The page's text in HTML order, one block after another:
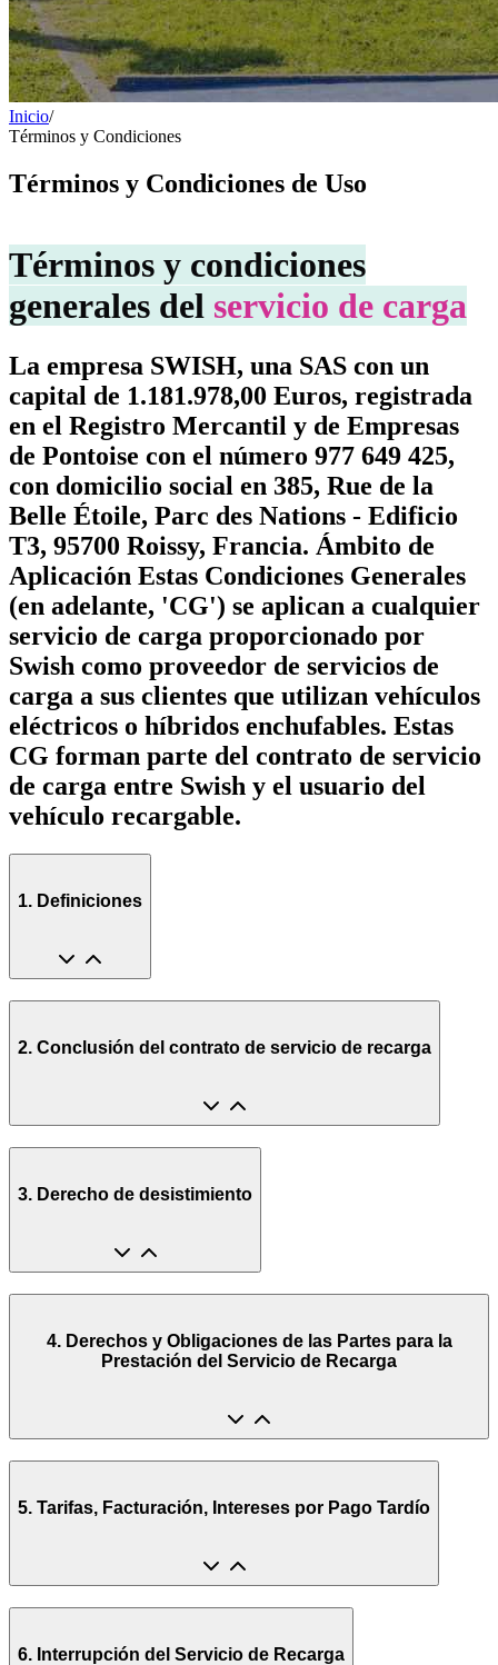
Inicio/
Términos y Condiciones
Términos y Condiciones de Uso
Términos y condiciones
generales del servicio de carga
La empresa SWISH, una SAS con un
capital de 1.181.978,00 Euros, registrada
en el Registro Mercantil y de Empresas
de Pontoise con el número 977 649 425,
con domicilio social en 385, Rue de la
Belle Étoile, Parc des Nations - Edificio
T3, 95700 Roissy, Francia. Ámbito de
Aplicación Estas Condiciones Generales
(en adelante, 'CG') se aplican a cualquier
servicio de carga proporcionado por
Swish como proveedor de servicios de
carga a sus clientes que utilizan vehículos
eléctricos o híbridos enchufables. Estas
CG forman parte del contrato de servicio
de carga entre Swish y el usuario del
vehículo recargable.
1. Definiciones
2. Conclusión del contrato de servicio de recarga
3. Derecho de desistimiento
4. Derechos y Obligaciones de las Partes para la
Prestación del Servicio de Recarga
5. Tarifas, Facturación, Intereses por Pago Tardío
6. Interrupción del Servicio de Recarga